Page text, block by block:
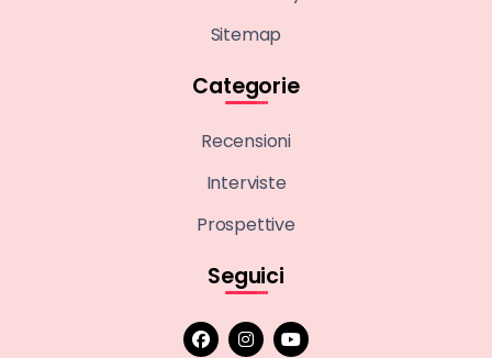
Sitemap
Categorie
Recensioni
Interviste
Prospettive
Seguici